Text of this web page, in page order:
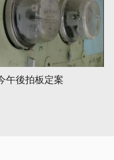
午後拍板定案